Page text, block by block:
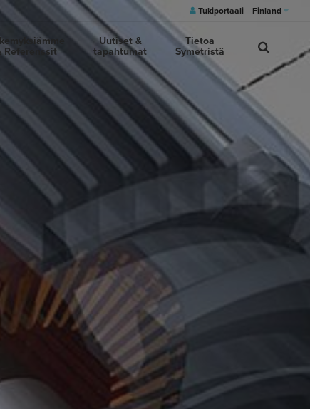
Tukiportaali Finland
Referenssit
Uutiset &
tapahtumat
Tietoa
Symetristä